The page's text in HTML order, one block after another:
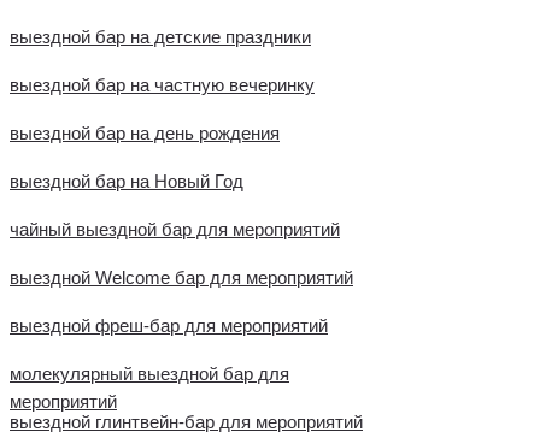
выездной бар на детские праздники
выездной бар на частную вечеринку
выездной бар на день рождения
выездной бар на Новый Год
чайный выездной бар для мероприятий
выездной Welcome бар для мероприятий
выездной фреш-бар для мероприятий
молекулярный выездной бар для
мероприятий
выездной глинтвейн-бар для мероприятий